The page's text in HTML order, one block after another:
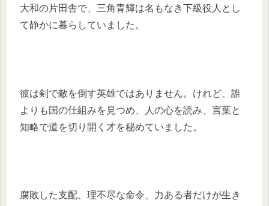
大和の片田舎で、三角青輝は名もなき下級役人とし
て静かに暮らしていました。
彼は剣で敵を倒す英雄ではありません。けれど、誰
よりも国の仕組みを見つめ、人の心を読み、言葉と
知略で道を切り開く才を秘めていました。
腐敗した支配、理不尽な命令、力ある者だけが生き